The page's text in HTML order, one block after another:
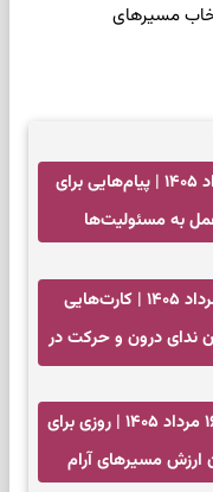
مسیرهای
فال انبیا امروز شنبه ۱۷ مرداد ۱۴۰۵ | پیام‌هایی برای
به مسئولیت‌ها
فال تاروت امروز جمعه ۱۶ مرداد ۱۴۰۵ | کارت‌هایی
ندای درون و حرکت در
فال سرنوشت امروز جمعه ۱۶ مرداد ۱۴۰۵ | روزی برای
مسیرهای آرام